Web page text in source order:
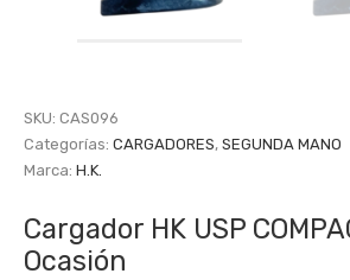
SKU: CAS096
Categorías: CARGADORES, SEGUNDA MANO
Marca: H.K.
Cargador HK USP
Ocasión